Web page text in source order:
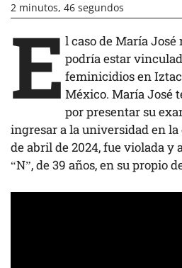
2 minutos, 46 segundos
E l caso de María José
podría estar
feminicidios en
México. María José
por presentar su
ingresar a la universidad en la
de abril de 2024, fue violada y
“N”, de 39 años, en su propio